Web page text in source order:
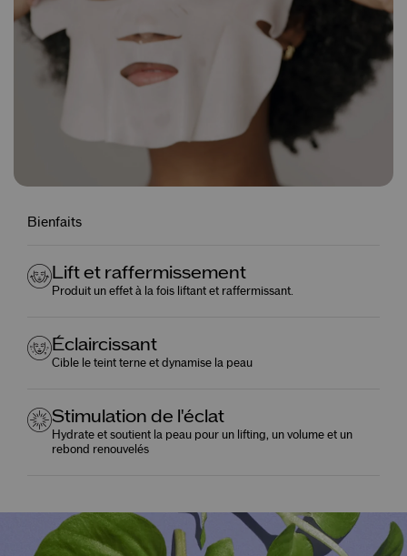
Bienfaits
Lift et raffermissement
Produit un effet à la fois liftant et raffermissant.
Éclaircissant
Cible le teint terne et dynamise la peau
Stimulation de l'éclat
Hydrate et soutient la peau pour un lifting, un volume et un
rebond renouvelés